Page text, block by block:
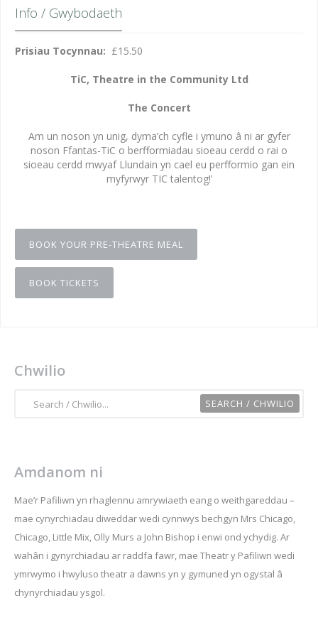
Info / Gwybodaeth
Prisiau Tocynnau: £15.50
TiC, Theatre in the Community Ltd
The Concert
Am un noson yn unig, dyma’ch cyfle i ymuno â ni ar gyfer
noson Ffantas-TiC o berfformiadau sioeau cerdd o rai o
sioeau cerdd mwyaf Llundain yn cael eu perfformio gan ein
myfyrwyr TIC talentog!’
BOOK YOUR PRE-THEATRE MEAL
BOOK TICKETS
Chwilio
Amdanom ni
Mae’r Pafiliwn yn rhaglennu amrywiaeth eang o weithgareddau –
mae cynyrchiadau diweddar wedi cynnwys bechgyn Mrs Chicago,
Chicago, Little Mix, Olly Murs a John Bishop i enwi ond ychydig. Ar
wahân i gynyrchiadau ar raddfa fawr, mae Theatr y Pafiliwn wedi
ymrwymo i hwyluso theatr a dawns yn y gymuned yn ogystal â
chynyrchiadau ysgol.